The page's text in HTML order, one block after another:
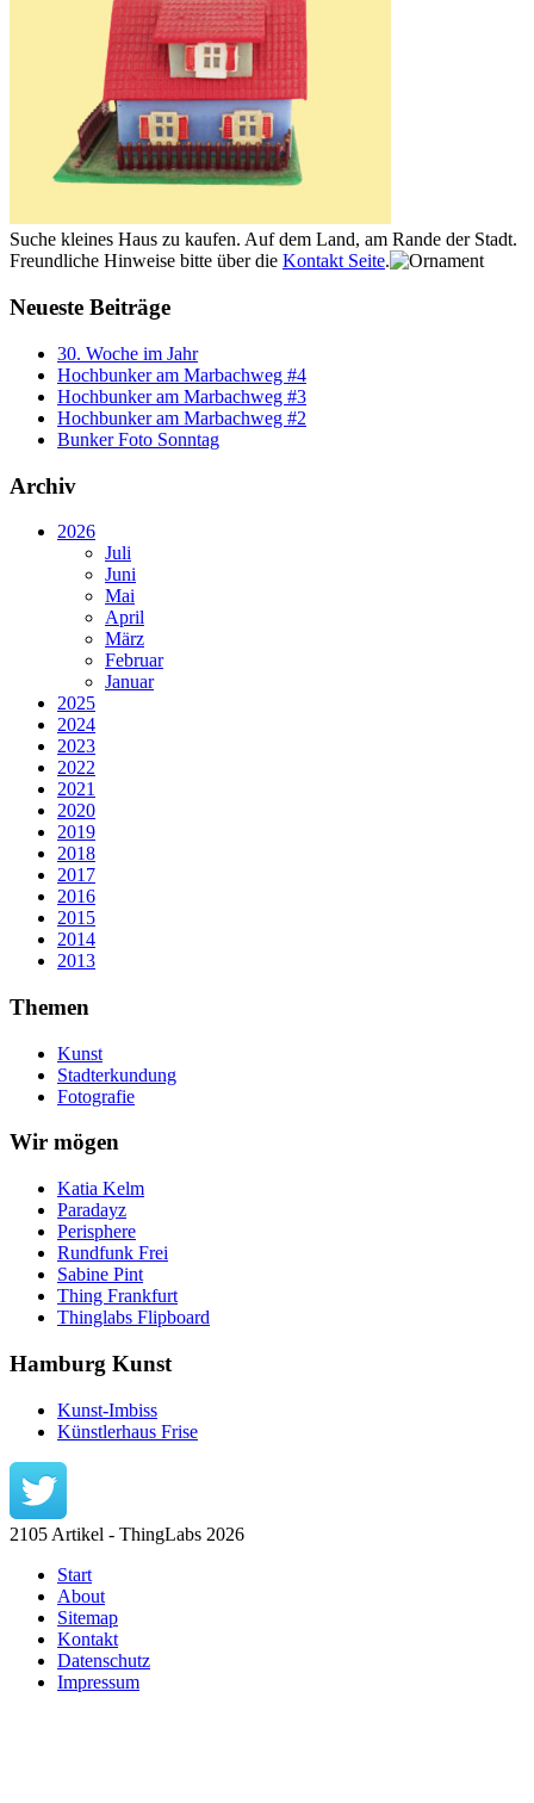
Suche kleines Haus zu kaufen. Auf dem Land, am Rande der Stadt.
Freundliche Hinweise bitte über die Kontakt Seite.
Neueste Beiträge
30. Woche im Jahr
Hochbunker am Marbachweg #4
Hochbunker am Marbachweg #3
Hochbunker am Marbachweg #2
Bunker Foto Sonntag
Archiv
2026
Juli
Juni
Mai
April
März
Februar
Januar
2025
2024
2023
2022
2021
2020
2019
2018
2017
2016
2015
2014
2013
Themen
Kunst
Stadterkundung
Fotografie
Wir mögen
Katia Kelm
Paradayz
Perisphere
Rundfunk Frei
Sabine Pint
Thing Frankfurt
Thinglabs Flipboard
Hamburg Kunst
Kunst-Imbiss
Künstlerhaus Frise
2105 Artikel - ThingLabs 2026
Start
About
Sitemap
Kontakt
Datenschutz
Impressum